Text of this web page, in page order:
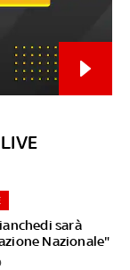
sarà
Nazionale"